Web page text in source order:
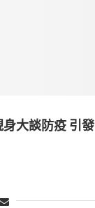
大談防疫 引發